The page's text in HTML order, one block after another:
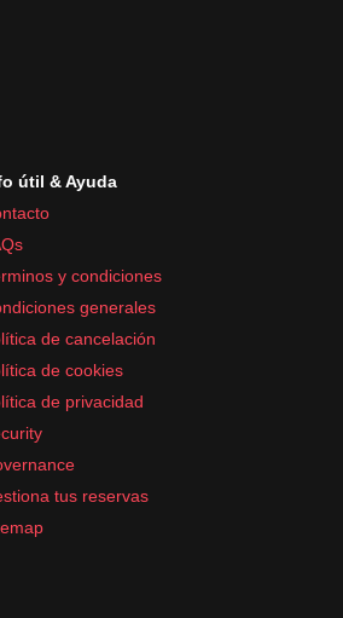
útil & Ayuda
y condiciones
generales
de cancelación
de cookies
de privacidad
tus reservas